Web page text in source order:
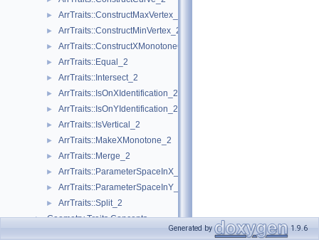
► ArrTraits::ConstructMaxVertex_2
► ArrTraits::ConstructMinVertex_2
► ArrTraits::ConstructXMonotoneCurve_2
► ArrTraits::Equal_2
► ArrTraits::Intersect_2
► ArrTraits::IsOnXIdentification_2
► ArrTraits::IsOnYIdentification_2
► ArrTraits::IsVertical_2
► ArrTraits::MakeXMonotone_2
► ArrTraits::Merge_2
► ArrTraits::ParameterSpaceInX_2
► ArrTraits::ParameterSpaceInY_2
► ArrTraits::Split_2
► Geometry Traits Concepts
Generated by 1.9.6